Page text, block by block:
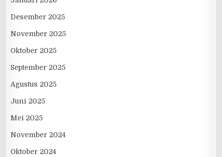
Desember 2025
November 2025
Oktober 2025
September 2025
Agustus 2025
Juni 2025
Mei 2025
November 2024
Oktober 2024